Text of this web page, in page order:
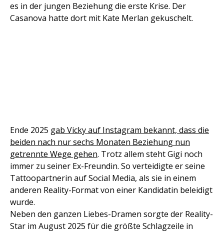
es in der jungen Beziehung die erste Krise. Der
Casanova hatte dort mit Kate Merlan gekuschelt.
Ende 2025 gab Vicky auf Instagram bekannt, dass die
beiden nach nur sechs Monaten Beziehung nun
getrennte Wege gehen. Trotz allem steht Gigi noch
immer zu seiner Ex-Freundin. So verteidigte er seine
Tattoopartnerin auf Social Media, als sie in einem
anderen Reality-Format von einer Kandidatin beleidigt
wurde.
Neben den ganzen Liebes-Dramen sorgte der Reality-
Star im August 2025 für die größte Schlagzeile in